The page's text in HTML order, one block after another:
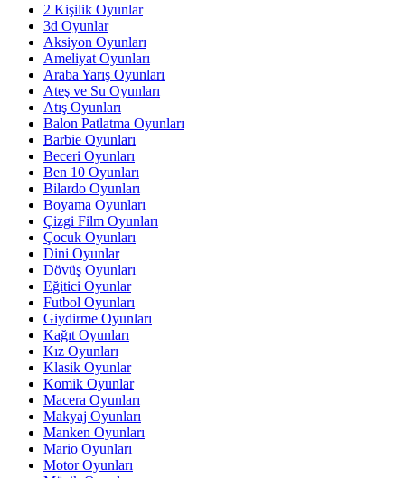
2 Kişilik Oyunlar
3d Oyunlar
Aksiyon Oyunları
Ameliyat Oyunları
Araba Yarış Oyunları
Ateş ve Su Oyunları
Atış Oyunları
Balon Patlatma Oyunları
Barbie Oyunları
Beceri Oyunları
Ben 10 Oyunları
Bilardo Oyunları
Boyama Oyunları
Çizgi Film Oyunları
Çocuk Oyunları
Dini Oyunlar
Dövüş Oyunları
Eğitici Oyunlar
Futbol Oyunları
Giydirme Oyunları
Kağıt Oyunları
Kız Oyunları
Klasik Oyunlar
Komik Oyunlar
Macera Oyunları
Makyaj Oyunları
Manken Oyunları
Mario Oyunları
Motor Oyunları